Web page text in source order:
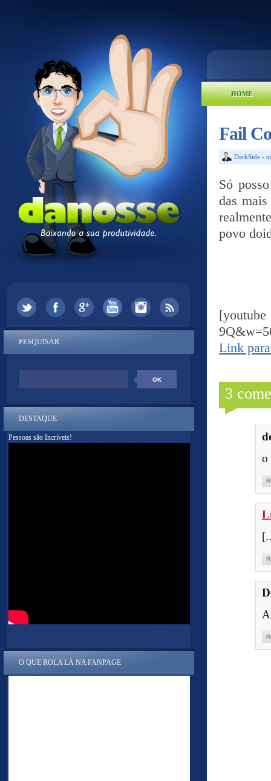
HOME
Fail
DarkSide -
Só
das
povo
Link
3
o
PESQUISAR
DESTAQUE
Pessoas são Incríveis!
O QUE ROLA LÁ NA FANPAGE